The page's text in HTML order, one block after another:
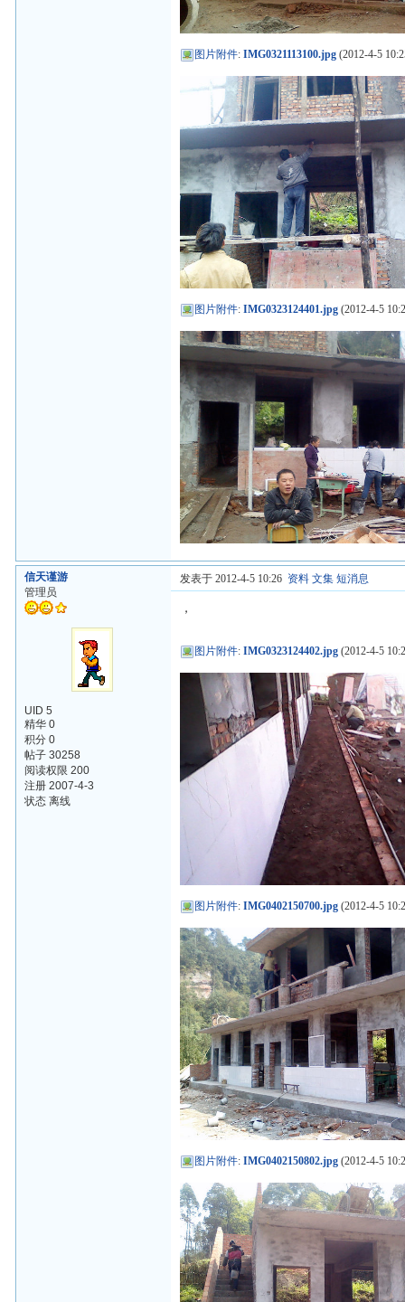
图片附件:IMG0321113100.jpg (2012-4-5
图片附件:IMG0323124401.jpg (2012-4-5
信天谨游
管理员
UID 5
精华 0
积分 0
帖子 30258
阅读权限 200
注册 2007-4-3
状态 离线
发表于 2012-4-5 10:26 资料 文集 短消息
，
图片附件:IMG0323124402.jpg (2012-4-5
图片附件:IMG0402150700.jpg (2012-4-5
图片附件:IMG0402150802.jpg (2012-4-5